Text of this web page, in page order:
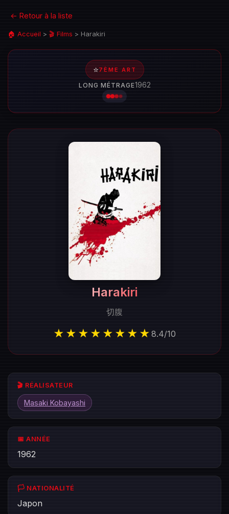
← Retour à la liste
🏠 Accueil > 🎬 Films > Harakiri
⭐7ÈME ART
LONG MÉTRAGE1962
Harakiri
切腹
★★★★★★★★ 8.4/10
🎬 RÉALISATEUR
Masaki Kobayashi
📅 ANNÉE
1962
🏳️ NATIONALITÉ
Japon